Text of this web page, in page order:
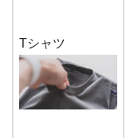
Tシャツ